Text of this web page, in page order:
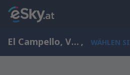
El Campello, Valencian Community, Spanien , WÄHLEN